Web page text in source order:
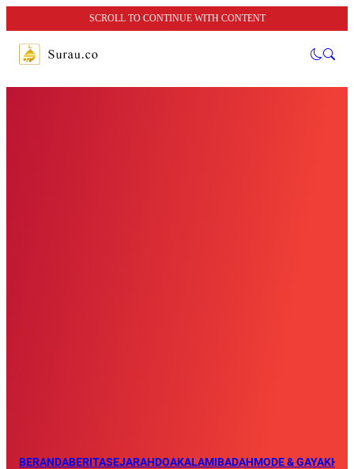
SCROLL TO CONTINUE WITH CONTENT
BERANDABERITASEJARAHDOAKALAMIBADAHMODE & GAYA